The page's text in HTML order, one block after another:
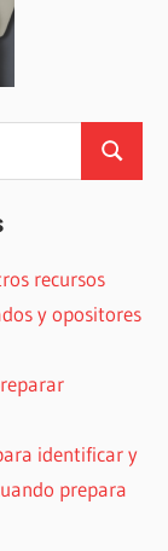
Buscar
recursos
y opositores
identificar y
prepara